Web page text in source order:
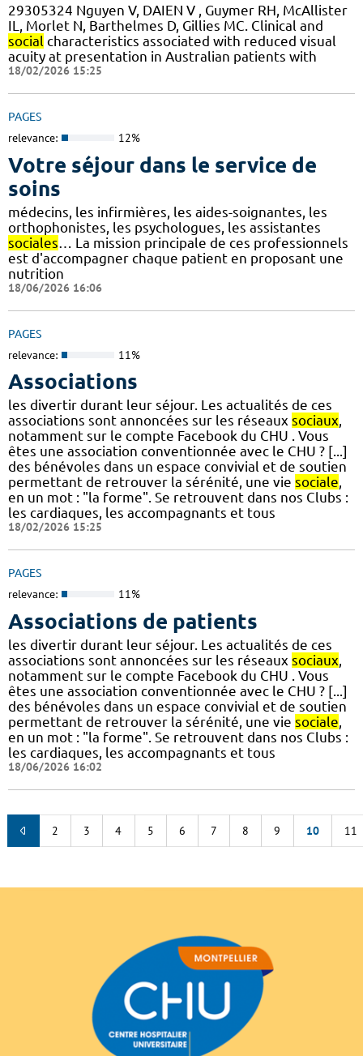
29305324 Nguyen V, DAIEN V , Guymer RH, McAllister
IL, Morlet N, Barthelmes D, Gillies MC. Clinical and
social characteristics associated with reduced visual
acuity at presentation in Australian patients with
18/02/2026 15:25
PAGES
relevance: 12%
Votre séjour dans le service de
soins
médecins, les infirmières, les aides-soignantes, les
orthophonistes, les psychologues, les assistantes
sociales… La mission principale de ces professionnels
est d'accompagner chaque patient en proposant une
nutrition
18/06/2026 16:06
PAGES
relevance: 11%
Associations
les divertir durant leur séjour. Les actualités de ces
associations sont annoncées sur les réseaux sociaux,
notamment sur le compte Facebook du CHU . Vous
êtes une association conventionnée avec le CHU ? [...]
des bénévoles dans un espace convivial et de soutien
permettant de retrouver la sérénité, une vie sociale,
en un mot : "la forme". Se retrouvent dans nos Clubs :
les cardiaques, les accompagnants et tous
18/02/2026 15:25
PAGES
relevance: 11%
Associations de patients
les divertir durant leur séjour. Les actualités de ces
associations sont annoncées sur les réseaux sociaux,
notamment sur le compte Facebook du CHU . Vous
êtes une association conventionnée avec le CHU ? [...]
des bénévoles dans un espace convivial et de soutien
permettant de retrouver la sérénité, une vie sociale,
en un mot : "la forme". Se retrouvent dans nos Clubs :
les cardiaques, les accompagnants et tous
18/06/2026 16:02
2 3 4 5 6 7 8 9 10 11